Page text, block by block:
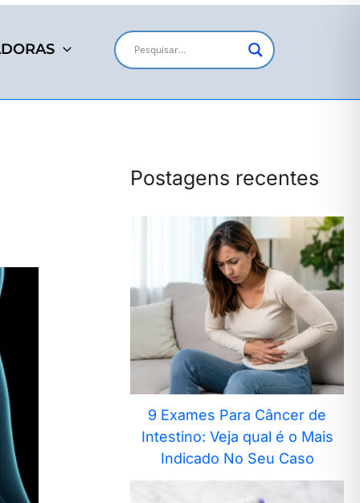
Postagens recentes
9 Exames Para Câncer de
Intestino: Veja qual é o Mais
Indicado No Seu Caso